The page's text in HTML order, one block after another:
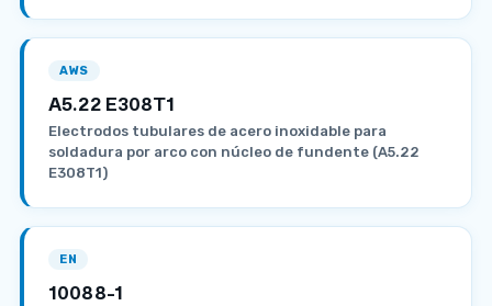
AWS
A5.22 E308T1
Electrodos tubulares de acero inoxidable para
soldadura por arco con núcleo de fundente (A5.22
E308T1)
EN
10088-1